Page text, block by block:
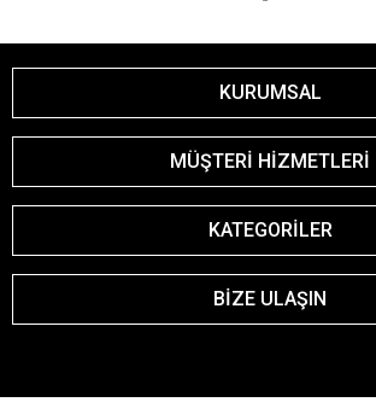
KURUMSAL
MÜŞTERİ HİZMETLERİ
KATEGORİLER
BİZE ULAŞIN